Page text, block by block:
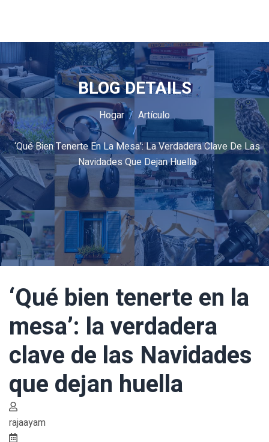
BLOG DETAILS
Hogar Artículo
‘Qué Bien Tenerte En La Mesa’: La Verdadera Clave De Las
Navidades Que Dejan Huella
‘Qué bien tenerte en la
mesa’: la verdadera
clave de las Navidades
que dejan huella
rajaayam